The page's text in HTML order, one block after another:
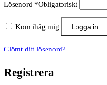
Lösenord *Obligatoriskt
Kom ihåg mig Logga in
Glömt ditt lösenord?
Registrera